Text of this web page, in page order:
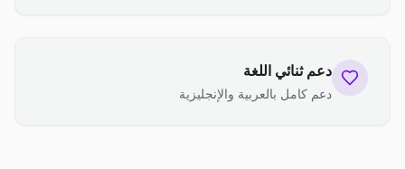
دعم ثنائي اللغة
دعم كامل بالعربية والإنجليزية